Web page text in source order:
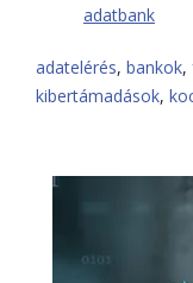
adatbank
adatelérés, bankok,
kibertámadások,